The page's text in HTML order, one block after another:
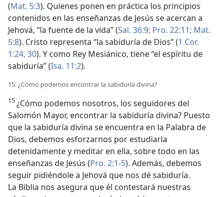
(Mat. 5:3). Quienes ponen en práctica los principios
contenidos en las enseñanzas de Jesús se acercan a
Jehová, “la fuente de la vida” (Sal. 36:9; Pro. 22:11; Mat.
5:8). Cristo representa “la sabiduría de Dios” (1 Cor.
1:24, 30). Y como Rey Mesiánico, tiene “el espíritu de
sabiduría” (Isa. 11:2).
15. ¿Cómo podemos encontrar la sabiduría divina?
15¿Cómo podemos nosotros, los seguidores del
Salomón Mayor, encontrar la sabiduría divina? Puesto
que la sabiduría divina se encuentra en la Palabra de
Dios, debemos esforzarnos por estudiarla
detenidamente y meditar en ella, sobre todo en las
enseñanzas de Jesús (Pro. 2:1-5). Además, debemos
seguir pidiéndole a Jehová que nos dé sabiduría.
La Biblia nos asegura que él contestará nuestras